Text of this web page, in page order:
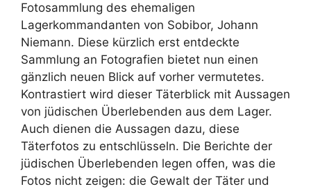
Fotosammlung des ehemaligen
Lagerkommandanten von Sobibor, Johann
Niemann. Diese kürzlich erst entdeckte
Sammlung an Fotografien bietet nun einen
gänzlich neuen Blick auf vorher vermutetes.
Kontrastiert wird dieser Täterblick mit Aussagen
von jüdischen Überlebenden aus dem Lager.
Auch dienen die Aussagen dazu, diese
Täterfotos zu entschlüsseln. Die Berichte der
jüdischen Überlebenden legen offen, was die
Fotos nicht zeigen: die Gewalt der Täter und